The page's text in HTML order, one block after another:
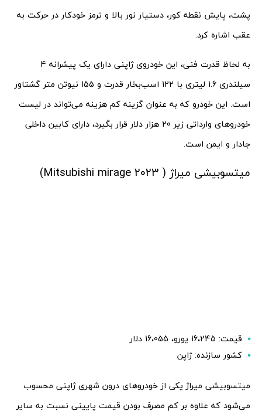
پشت، پایش نقطه کور، دستیار نور بالا و ترمز خودکار در حرکت به
عقب اشاره کرد.
به لحاظ قدرت فنی، این خودروی ژاپنی دارای یک پیشرانه 4
سیلندری 1.6 لیتری با 122 اسب­‌بخار قدرت و 155 نیوتن‌ متر گشتاور
است. این خودرو که به عنوان گزینه کم هزینه می‌تواند در لیست
خودروهای وارداتی زیر 20 هزار دلار قرار بگیرد، دارای کابین داخلی
جادار و ایمن است.
میتسوبیشی میراژ ( Mitsubishi mirage 2023)
قیمت: 16،245 یورو، 16،055 دلار
کشور سازنده: ژاپن
میتسوبیشی میراژ یکی از خودروهای درون شهری ژاپنی محسوب
می‌شود که علاوه بر کم مصرف بودن قیمت پایینی نسبت به سایر